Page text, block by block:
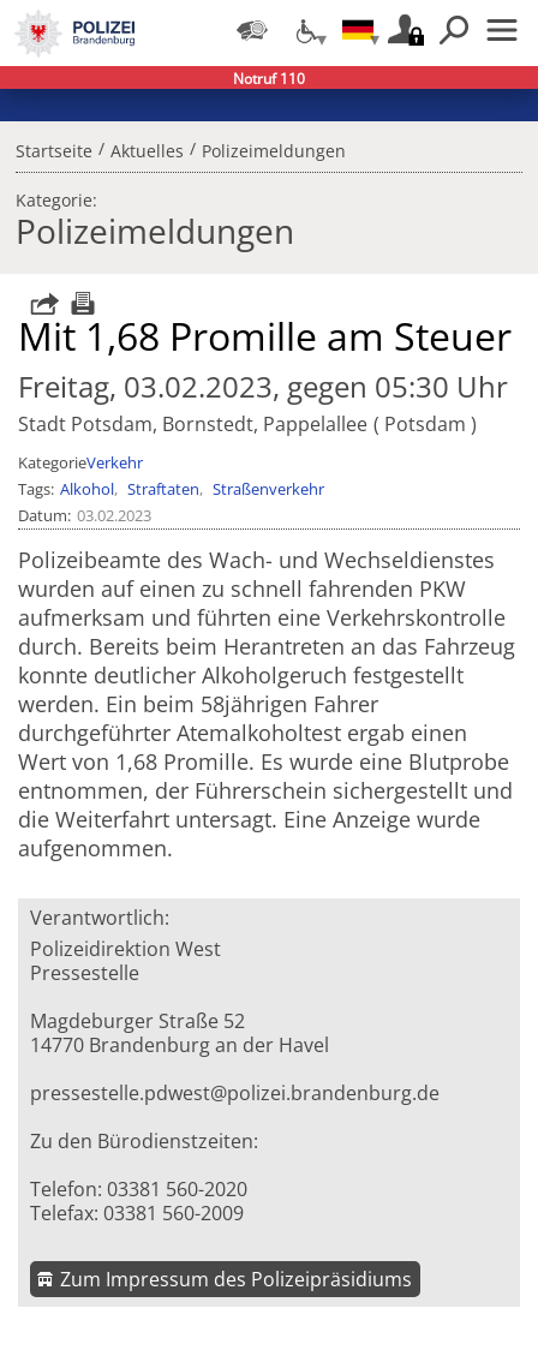
Startseite / Aktuelles / Polizeimeldungen
Kategorie:
Polizeimeldungen
Mit 1,68 Promille am Steuer
Freitag, 03.02.2023, gegen 05:30 Uhr
Stadt Potsdam, Bornstedt, Pappelallee Potsdam
KategorieVerkehr
Tags Alkohol Straftaten
Straßenverkehr
Datum 03.02.2023
Polizeibeamte des Wach- und Wechseldienstes
wurden auf einen zu schnell fahrenden PKW
aufmerksam und führten eine Verkehrskontrolle
durch. Bereits beim Herantreten an das Fahrzeug
konnte deutlicher Alkoholgeruch festgestellt
werden. Ein beim 58jährigen Fahrer
durchgeführter Atemalkoholtest ergab einen
Wert von 1,68 Promille. Es wurde eine Blutprobe
entnommen, der Führerschein sichergestellt und
die Weiterfahrt untersagt. Eine Anzeige wurde
aufgenommen.
Verantwortlich:
Polizeidirektion West
Pressestelle
Magdeburger Straße 52
14770 Brandenburg an der Havel
pressestelle.pdwest@polizei.brandenburg.de
Zu den Bürodienstzeiten:
Telefon: 03381 560-2020
Telefax: 03381 560-2009
Zum Impressum des Polizeipräsidiums
Notruf 110